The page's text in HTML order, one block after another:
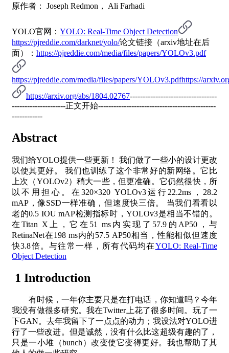
原作者： Joseph Redmon， Ali Farhadi
YOLO官网： YOLO: Real-Time Object Detection
https://pjreddie.com/darknet/yolo/论文链接（arxiv地址在后
面）： https://pjreddie.com/media/files/papers/YOLOv3.pdf
https://pjreddie.com/media/files/papers/YOLOv3.pdfhttps://
https://arxiv.org/abs/1804.02767----------------------------------
---------------------正文开始----------------------------------------------
------------
Abstract
我们给YOLO提供一些更新！ 我们做了一些小的设计更改
以使其更好。 我们也训练了这个非常好的新网络。它比
上次（YOLOv2）稍大一些，但更准确。它仍然很快，所
以不用担心。在320×320 YOLOv3运行22.2ms，28.2
mAP，像SSD一样准确，但速度快三倍。 当我们看看以
老的0.5 IOU mAP检测指标时，YOLOv3是相当不错的。
在Titan X上，它在51 ms内实现了57.9的AP50，与
RetinaNet在198 ms内的57.5 AP50相当，性能相似但速度
快3.8倍。与往常一样，所有代码均在YOLO: Real-Time
Object Detection
1 Introduction
有时候，一年你主要只是在打电话，你知道吗？今年
我没有做很多研究。我在Twitter上花了很多时间。玩了一
下GAN。去年我留下了一点点的动力；我设法对YOLO进
行了一些改进。但是诚然，没有什么比这超级有趣的了，
只是一小堆（bunch）改变使它变得更好。我也帮助了其